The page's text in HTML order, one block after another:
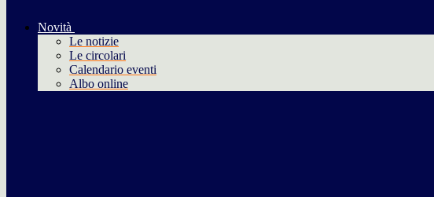
Novità
Le notizie
Le circolari
Calendario eventi
Albo online